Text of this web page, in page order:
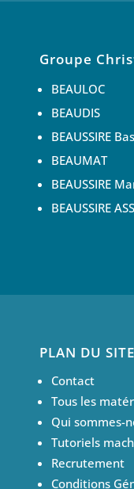
Groupe
BEAULOC
BEAUDIS
BEAUSSIRE
BEAUMAT
BEAUSSIRE
BEAUSSIRE
PLAN DU SITE
Contact
Tous les
Qui sommes-
Tutoriels
Recrutement
Conditions